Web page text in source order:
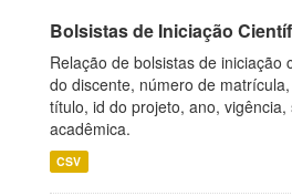
Bolsistas de Iniciação
Relação de bolsistas de iniciação
do discente, número de
título, id do projeto, ano,
acadêmica.
CSV